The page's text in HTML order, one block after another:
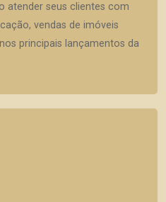
atender seus clientes com
vendas de imóveis
principais lançamentos da